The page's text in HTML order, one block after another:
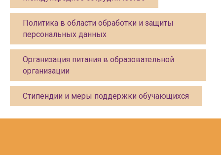
Политика в области обработки и защиты
персональных данных
Организация питания в образовательной
организации
Стипендии и меры поддержки обучающихся